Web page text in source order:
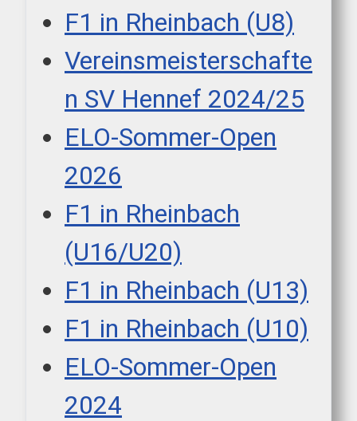
F1 in Rheinbach (U8)
Vereinsmeisterschafte
n SV Hennef 2024/25
ELO-Sommer-Open
2026
F1 in Rheinbach
(U16/U20)
F1 in Rheinbach (U13)
F1 in Rheinbach (U10)
ELO-Sommer-Open
2024